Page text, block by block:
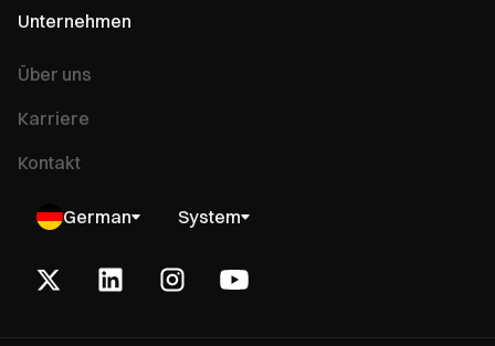
Unternehmen
Über uns
Karriere
Kontakt
German System